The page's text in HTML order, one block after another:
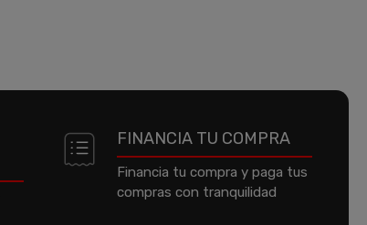
FINANCIA TU COMPRA
Financia tu compra y paga tus
compras con tranquilidad